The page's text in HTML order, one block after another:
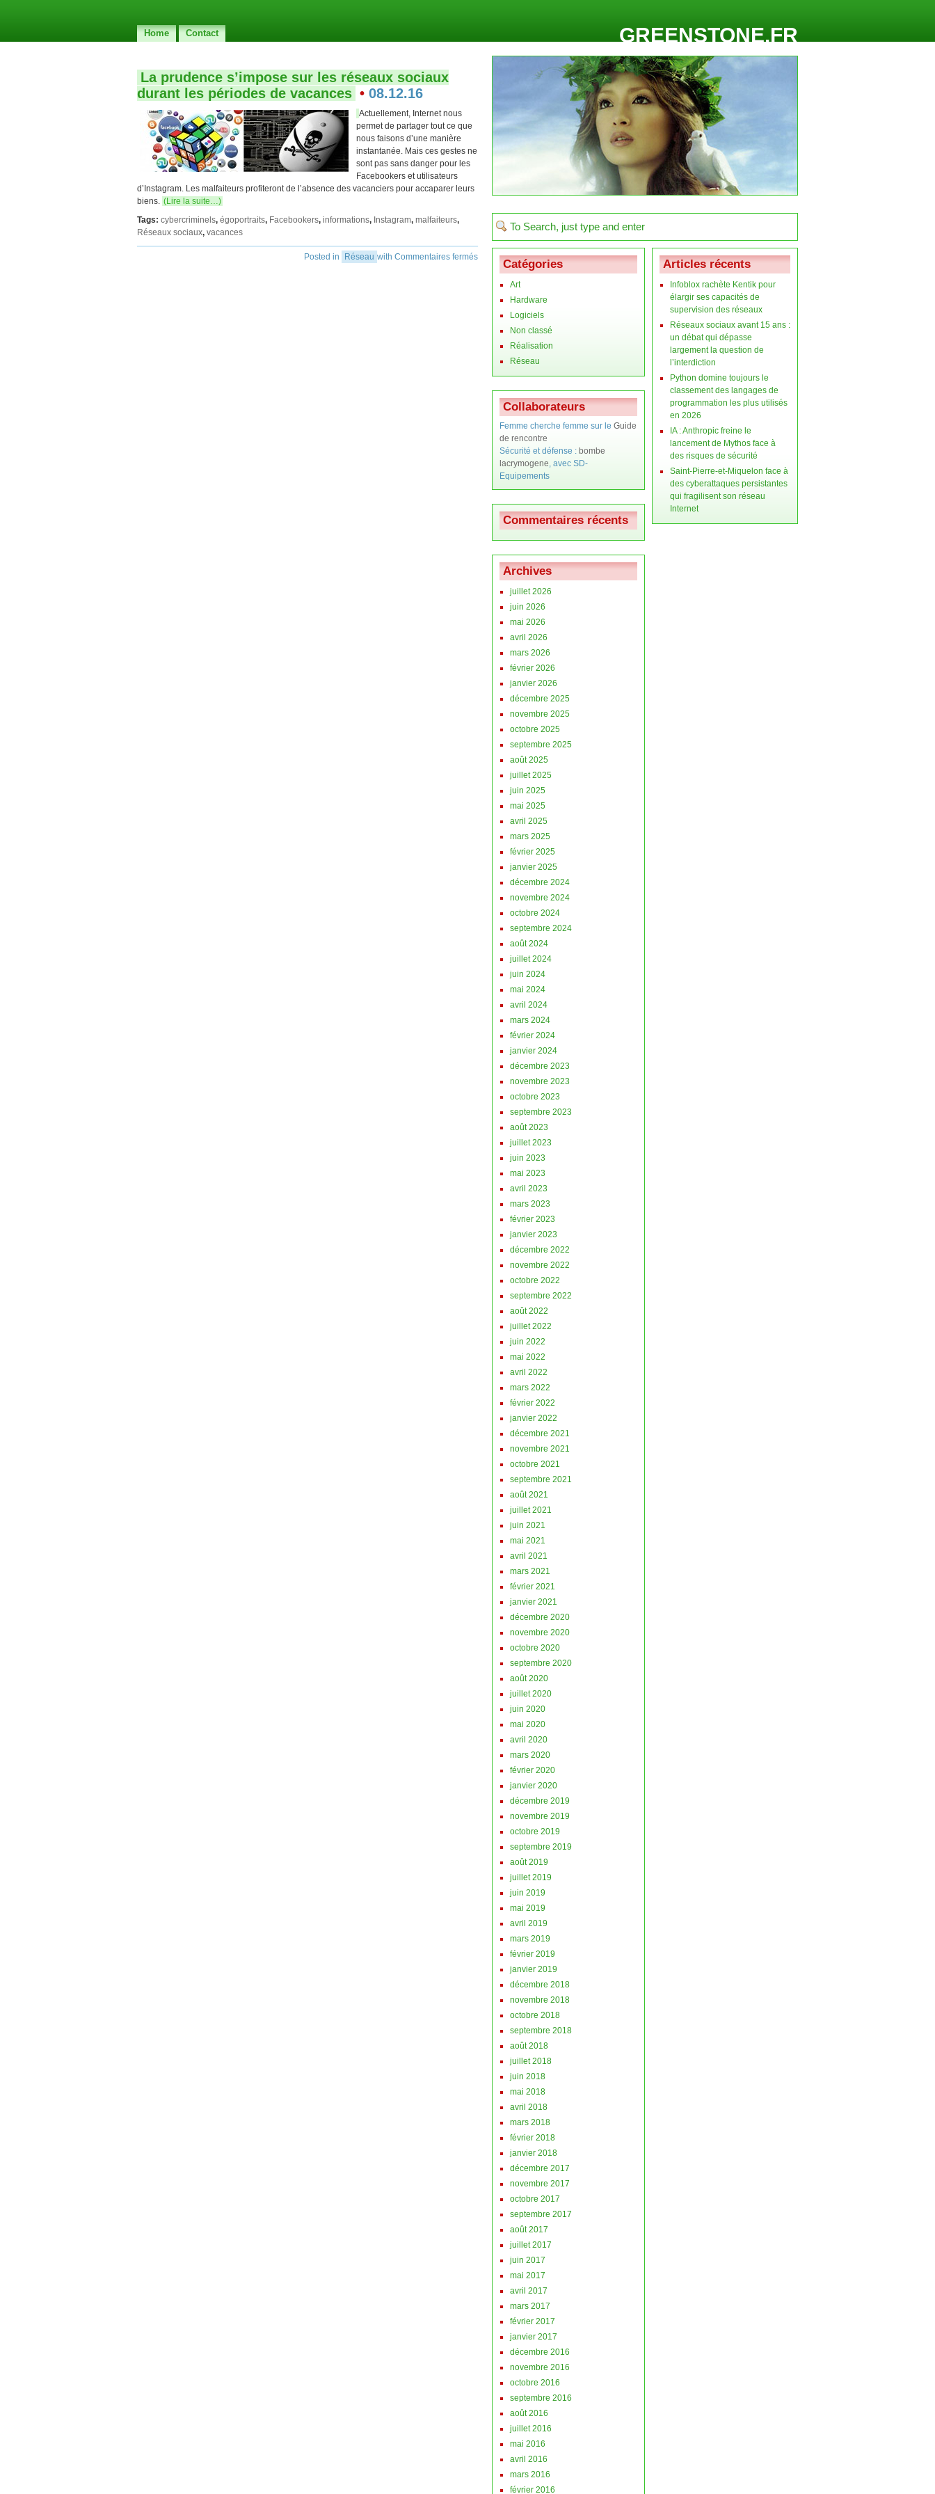
GREENSTONE.FR
Home Contact
La prudence s’impose sur les réseaux sociaux
durant les périodes de vacances • 08.12.16
Actuellement, Internet nous
permet de partager tout ce que
nous faisons d’une manière
instantanée. Mais ces gestes ne
sont pas sans danger pour les
Facebookers et utilisateurs
d’Instagram. Les malfaiteurs profiteront de l’absence des vacanciers pour accaparer leurs
biens. (Lire la suite…)
Tags: cybercriminels, égoportraits, Facebookers, informations, Instagram, malfaiteurs,
Réseaux sociaux, vacances
Posted in Réseau with Commentaires fermés
Catégories
Art
Hardware
Logiciels
Non classé
Réalisation
Réseau
Collaborateurs
Femme cherche femme sur le Guide
de rencontre
Sécurité et défense : bombe
lacrymogene, avec SD-
Equipements
Commentaires récents
Archives
juillet 2026
juin 2026
mai 2026
avril 2026
mars 2026
février 2026
janvier 2026
décembre 2025
novembre 2025
octobre 2025
septembre 2025
août 2025
juillet 2025
juin 2025
mai 2025
avril 2025
mars 2025
février 2025
janvier 2025
décembre 2024
novembre 2024
octobre 2024
septembre 2024
août 2024
juillet 2024
juin 2024
mai 2024
avril 2024
mars 2024
février 2024
janvier 2024
décembre 2023
novembre 2023
octobre 2023
septembre 2023
août 2023
juillet 2023
juin 2023
mai 2023
avril 2023
mars 2023
février 2023
janvier 2023
décembre 2022
novembre 2022
octobre 2022
septembre 2022
août 2022
juillet 2022
juin 2022
mai 2022
avril 2022
mars 2022
février 2022
janvier 2022
décembre 2021
novembre 2021
octobre 2021
septembre 2021
août 2021
juillet 2021
juin 2021
mai 2021
avril 2021
mars 2021
février 2021
janvier 2021
décembre 2020
novembre 2020
octobre 2020
septembre 2020
août 2020
juillet 2020
juin 2020
mai 2020
avril 2020
mars 2020
février 2020
janvier 2020
décembre 2019
novembre 2019
octobre 2019
septembre 2019
août 2019
juillet 2019
juin 2019
mai 2019
avril 2019
mars 2019
février 2019
janvier 2019
décembre 2018
novembre 2018
octobre 2018
septembre 2018
août 2018
juillet 2018
juin 2018
mai 2018
avril 2018
mars 2018
février 2018
janvier 2018
décembre 2017
novembre 2017
octobre 2017
septembre 2017
août 2017
juillet 2017
juin 2017
mai 2017
avril 2017
mars 2017
février 2017
janvier 2017
décembre 2016
novembre 2016
octobre 2016
septembre 2016
août 2016
juillet 2016
mai 2016
avril 2016
mars 2016
février 2016
Articles récents
Infoblox rachète Kentik pour
élargir ses capacités de
supervision des réseaux
Réseaux sociaux avant 15 ans :
un débat qui dépasse
largement la question de
l’interdiction
Python domine toujours le
classement des langages de
programmation les plus utilisés
en 2026
IA : Anthropic freine le
lancement de Mythos face à
des risques de sécurité
Saint-Pierre-et-Miquelon face à
des cyberattaques persistantes
qui fragilisent son réseau
Internet